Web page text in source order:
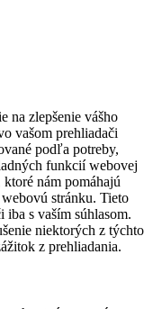
na zlepšenie vášho
vašom prehliadači
podľa potreby,
funkcií webovej
nám pomáhajú
stránku. Tieto
iba s vaším súhlasom.
niektorých z týchto
z prehliadania.